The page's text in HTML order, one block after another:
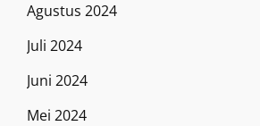
Agustus 2024
Juli 2024
Juni 2024
Mei 2024